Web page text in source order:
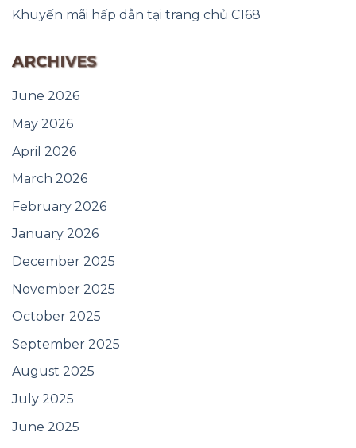
Khuyến mãi hấp dẫn tại trang chủ C168
ARCHIVES
June 2026
May 2026
April 2026
March 2026
February 2026
January 2026
December 2025
November 2025
October 2025
September 2025
August 2025
July 2025
June 2025